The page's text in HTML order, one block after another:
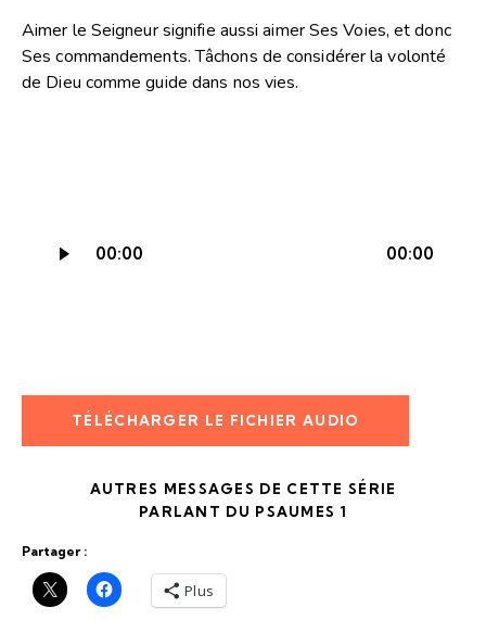
Aimer le Seigneur signifie aussi aimer Ses Voies, et donc
Ses commandements. Tâchons de considérer la volonté
de Dieu comme guide dans nos vies.
audio
00:00 00:00
TÉLÉCHARGER LE FICHIER AUDIO
AUTRES MESSAGES DE CETTE SÉRIE
PARLANT DU PSAUMES 1
Partager :
Plus